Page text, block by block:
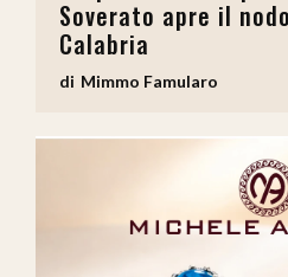
Soverato apre il
Calabria
Mimmo Famularo